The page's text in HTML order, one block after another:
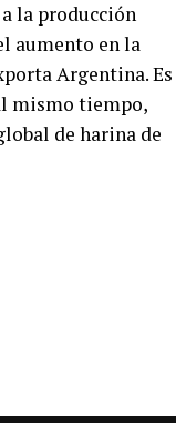
la producción
aumento en la
Argentina. Es
mismo tiempo,
de harina de